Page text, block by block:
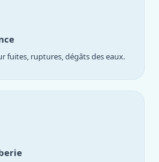
fuites, ruptures, dégâts des eaux.